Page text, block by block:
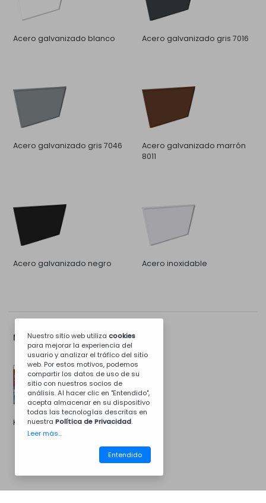
Acero galvanizado blanco Acero galvanizado gris 7016
Acero galvanizado gris 7046
Acero galvanizado marrón
8011
Acero galvanizado negro Acero inoxidable
Mas Opciones...
Kit de instalacion
Nuestro sitio web utiliza cookies
para mejorar la experiencia del
usuario y analizar el tráfico del sitio
web. Por estos motivos, podemos
compartir los datos de uso de su
sitio con nuestros socios de
análisis. Al hacer clic en "Entendido",
acepta almacenar en su dispositivo
todas las tecnologías descritas en
nuestra Política de Privacidad.
Leer más...
Entendido